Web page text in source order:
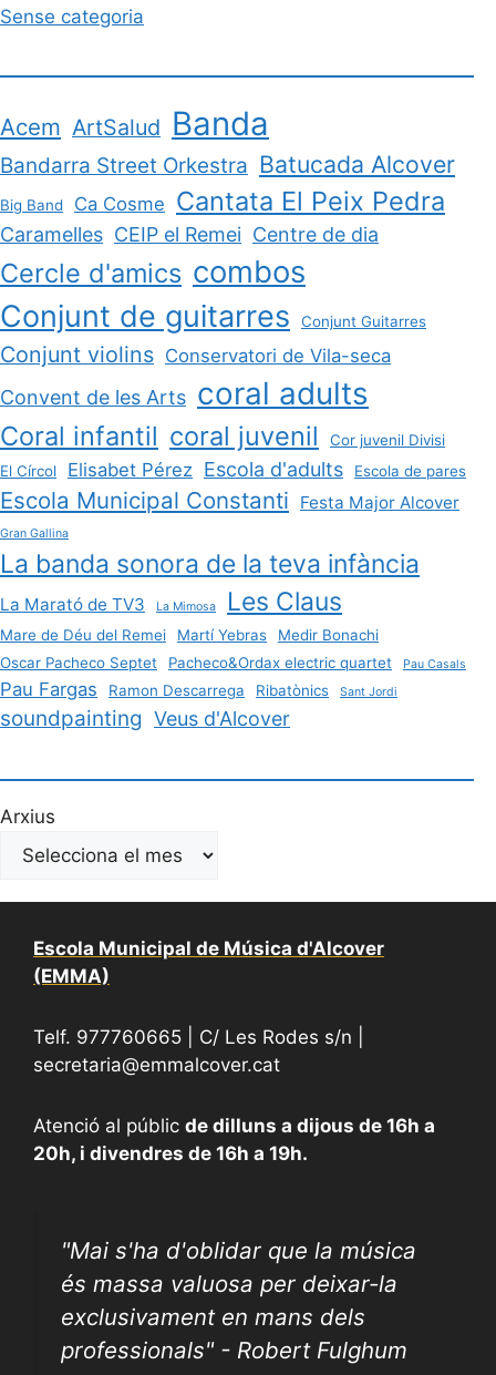
Sense categoria
Acem ArtSalud Banda
Bandarra Street Orkestra Batucada Alcover
Big Band Ca Cosme Cantata El Peix Pedra
Caramelles CEIP el Remei Centre de dia
Cercle d'amics combos
Conjunt de guitarres Conjunt Guitarres
Conjunt violins Conservatori de Vila-seca
Convent de les Arts coral adults
Coral infantil coral juvenil
Cor juvenil Divisi
El Círcol
Elisabet Pérez Escola d'adults Escola de pares
Escola Municipal Constanti Festa Major Alcover
Gran Gallina
La banda sonora de la teva infància
La Marató de TV3 La Mimosa Les Claus
Mare de Déu del Remei Martí Yebras
Medir Bonachi
Oscar Pacheco Septet
Pacheco&Ordax electric quartet Pau Casals
Pau Fargas Ramon Descarrega Ribatònics Sant Jordi
soundpainting Veus d'Alcover
Arxius
Escola Municipal de Música d'Alcover
(EMMA)
Telf. 977760665 | C/ Les Rodes s/n |
secretaria@emmalcover.cat
Atenció al públic de dilluns a dijous de 16h a
20h, i divendres de 16h a 19h.
"Mai s'ha d'oblidar que la música
és massa valuosa per deixar-la
exclusivament en mans dels
professionals" - Robert Fulghum